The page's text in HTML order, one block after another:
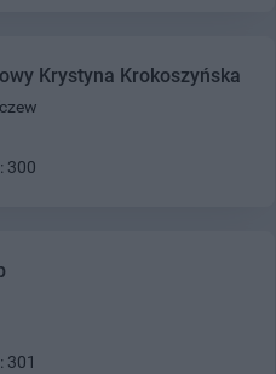
Krystyna Krokoszyńska
300
301